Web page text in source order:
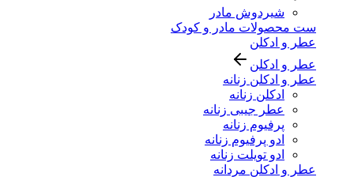
شیردوش مادر
ست محصولات مادر و کودک
عطر و ادکلن
عطر و ادکلن
عطر و ادکلن زنانه
ادکلن زنانه
عطر جیبی زنانه
پرفیوم زنانه
ادو پرفیوم زنانه
ادو تویلت زنانه
عطر و ادکلن مردانه